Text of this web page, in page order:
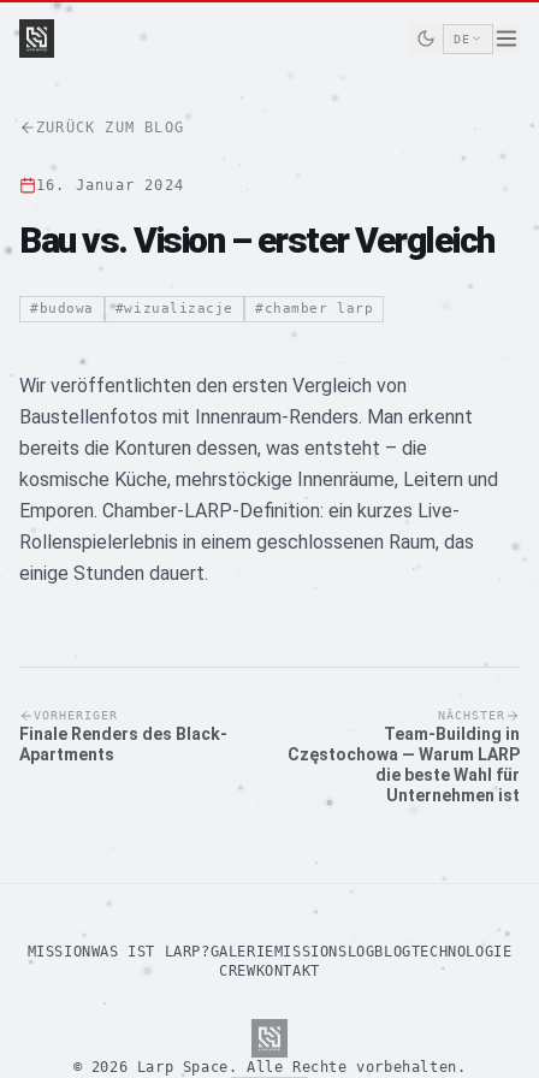
SKIP TO CONTENT
DE
ZURÜCK ZUM BLOG
16. Januar 2024
Bau vs. Vision – erster Vergleich
# budowa #wizualizacje #chamber larp
Wir veröffentlichten den ersten Vergleich von
Baustellenfotos mit Innenraum-Renders. Man erkennt
bereits die Konturen dessen, was entsteht – die
kosmische Küche, mehrstöckige Innenräume, Leitern und
Emporen. Chamber-LARP-Definition: ein kurzes Live-
Rollenspielerlebnis in einem geschlossenen Raum, das
einige Stunden dauert.
VORHERIGER
Finale Renders des Black-
Apartments
NÄCHSTER
Team-Building in
Częstochowa — Warum LARP
die beste Wahl für
Unternehmen ist
MISSIONWAS IST LARP?GALERIEMISSIONSLOGBLOGTECHNOLOGIE
CREWKONTAKT
© 2026 Larp Space. Alle Rechte vorbehalten.